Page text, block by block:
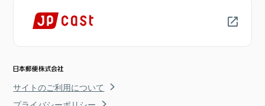
サイトのご利用について